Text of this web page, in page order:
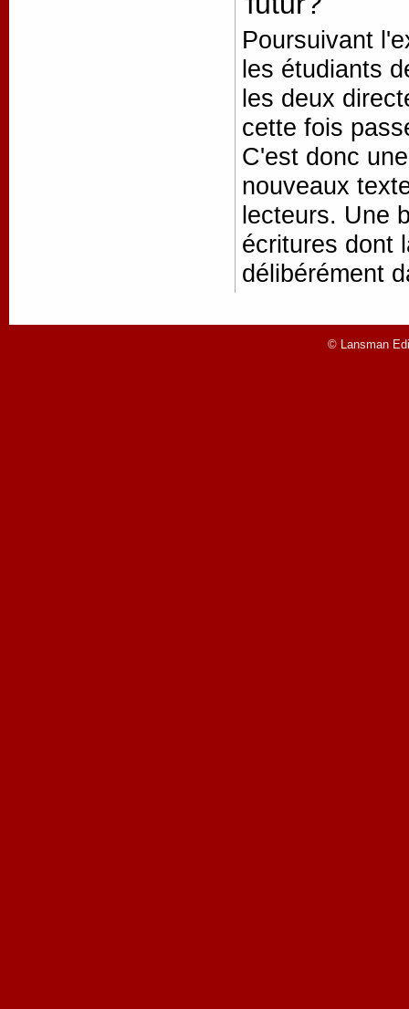
Poursuivant
les étudiants
les deux
cette fois
C'est donc
nouveaux
lecteurs. Une
écritures dont
délibérément
© Lansman